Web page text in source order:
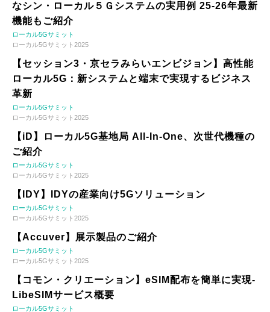
なシン・ローカル５Ｇシステムの実用例 25-26年最新
機能もご紹介
ローカル5Gサミット
ローカル5Gサミット2025
【セッション3・京セラみらいエンビジョン】高性能
ローカル5G：新システムと端末で実現するビジネス
革新
ローカル5Gサミット
ローカル5Gサミット2025
【iD】ローカル5G基地局 All-In-One、次世代機種の
ご紹介
ローカル5Gサミット
ローカル5Gサミット2025
【IDY】IDYの産業向け5Gソリューション
ローカル5Gサミット
ローカル5Gサミット2025
【Accuver】展示製品のご紹介
ローカル5Gサミット
ローカル5Gサミット2025
【コモン・クリエーション】eSIM配布を簡単に実現-
LibeSIMサービス概要
ローカル5Gサミット